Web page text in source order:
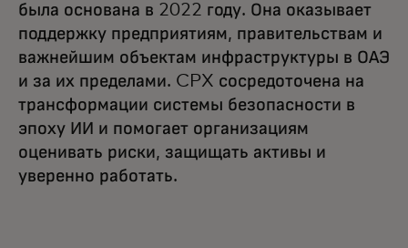
была основана в 2022 году. Она оказывает
поддержку предприятиям, правительствам и
важнейшим объектам инфраструктуры в ОАЭ
и за их пределами. CPX сосредоточена на
трансформации системы безопасности в
эпоху ИИ и помогает организациям
оценивать риски, защищать активы и
уверенно работать.